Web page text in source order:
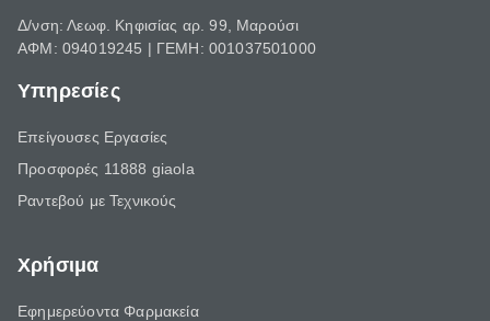
Δ/νση: Λεωφ. Κηφισίας αρ. 99, Μαρούσι
ΑΦΜ: 094019245 | ΓΕΜΗ: 001037501000
Υπηρεσίες
Επείγουσες Εργασίες
Προσφορές 11888 giaola
Ραντεβού με Τεχνικούς
Χρήσιμα
Εφημερεύοντα Φαρμακεία